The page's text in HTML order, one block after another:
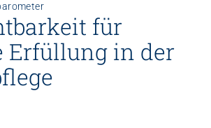
für
Erfüllung in der